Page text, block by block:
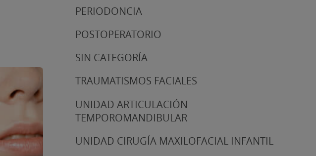
PERIODONCIA
POSTOPERATORIO
SIN CATEGORÍA
TRAUMATISMOS FACIALES
UNIDAD ARTICULACIÓN
TEMPOROMANDIBULAR
UNIDAD CIRUGÍA MAXILOFACIAL INFANTIL